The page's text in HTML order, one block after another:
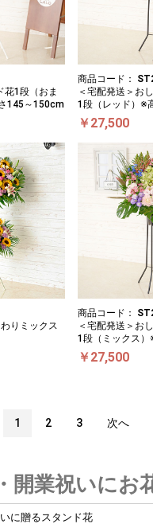
花1段（おま
145～150cm
商品コード：
＜宅配発送＞お
1段（レッド）※
￥27,500
りミックス
商品コード：
＜宅配発送＞お
1段（ミックス
￥27,500
1 2 3 次へ
開業祝いにお
に贈るスタンド花